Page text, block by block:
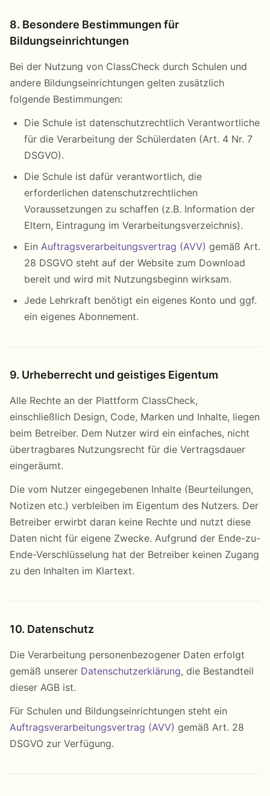
8. Besondere Bestimmungen für
Bildungseinrichtungen
Bei der Nutzung von ClassCheck durch Schulen und
andere Bildungseinrichtungen gelten zusätzlich
folgende Bestimmungen:
Die Schule ist datenschutzrechtlich Verantwortliche
für die Verarbeitung der Schülerdaten (Art. 4 Nr. 7
DSGVO).
Die Schule ist dafür verantwortlich, die
erforderlichen datenschutzrechtlichen
Voraussetzungen zu schaffen (z.B. Information der
Eltern, Eintragung im Verarbeitungsverzeichnis).
Ein Auftragsverarbeitungsvertrag (AVV) gemäß Art.
28 DSGVO steht auf der Website zum Download
bereit und wird mit Nutzungsbeginn wirksam.
Jede Lehrkraft benötigt ein eigenes Konto und ggf.
ein eigenes Abonnement.
9. Urheberrecht und geistiges Eigentum
Alle Rechte an der Plattform ClassCheck,
einschließlich Design, Code, Marken und Inhalte, liegen
beim Betreiber. Dem Nutzer wird ein einfaches, nicht
übertragbares Nutzungsrecht für die Vertragsdauer
eingeräumt.
Die vom Nutzer eingegebenen Inhalte (Beurteilungen,
Notizen etc.) verbleiben im Eigentum des Nutzers. Der
Betreiber erwirbt daran keine Rechte und nutzt diese
Daten nicht für eigene Zwecke. Aufgrund der Ende-zu-
Ende-Verschlüsselung hat der Betreiber keinen Zugang
zu den Inhalten im Klartext.
10. Datenschutz
Die Verarbeitung personenbezogener Daten erfolgt
gemäß unserer Datenschutzerklärung, die Bestandteil
dieser AGB ist.
Für Schulen und Bildungseinrichtungen steht ein
Auftragsverarbeitungsvertrag (AVV) gemäß Art. 28
DSGVO zur Verfügung.